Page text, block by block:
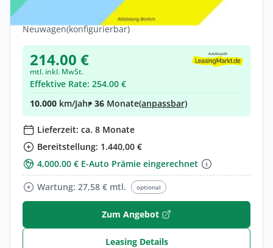
190 PS (140 kW)
Neuwagen(konfigurierbar)
214.00 €
mtl. inkl. MwSt.
Effektive Rate: 254.00 €
10.000 km/Jahr• 36 Monate(anpassbar)
Lieferzeit: ca. 8 Monate
Bereitstellung: 1.440,00 €
4,000.00 € E-Auto Prämie eingerechnet
Wartung: 27,58 € mtl.
optional
Zum Angebot
Leasing Details